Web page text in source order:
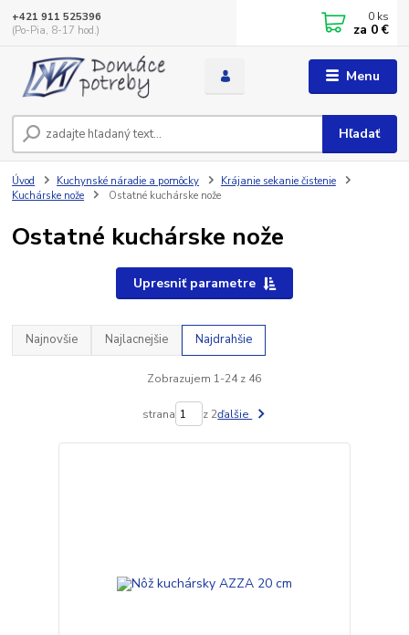
Menu
Hľadať
+421 911 525396
(Po-Pia, 8-17 hod.)
0 ks
za 0 €
Úvod Kuchynské náradie a pomôcky
Krájanie sekanie čistenie
Kuchárske nože
Ostatné kuchárske nože
Ostatné kuchárske nože
Upresniť parametre
Najnovšie Najlacnejšie Najdrahšie
Zobrazujem 1-24 z 46
strana z 2ďalšie